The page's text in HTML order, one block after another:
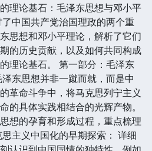
理论基石：毛泽东思想与邓小平
中国共产党治国理政的两个重
想和邓小平理论，解析了它们
的历史贡献，以及如何共同构成
理论基石。 第一部分：毛泽东
东思想并非一蹴而就，而是中
革命斗争中，将马克思列宁主义
的具体实践相结合的光辉产物。
想的孕育和形成过程，重点梳理
主义中国化的早期探索： 详细